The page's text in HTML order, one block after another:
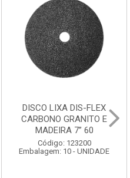
DISCO LIXA DIS-FLEX
CARBONO GRANITO E
MADEIRA 7” 60
Código: 123200
Embalagem: 10 - UNIDADE